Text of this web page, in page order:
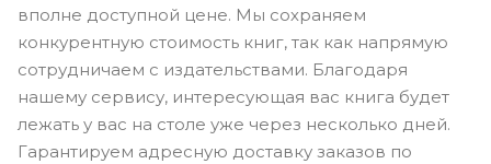
вполне доступной цене. Мы сохраняем
конкурентную стоимость книг, так как напрямую
сотрудничаем с издательствами. Благодаря
нашему сервису, интересующая вас книга будет
лежать у вас на столе уже через несколько дней.
Гарантируем адресную доставку заказов по